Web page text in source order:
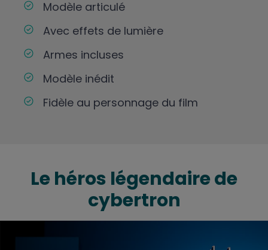
Modèle articulé
Avec effets de lumière
Armes incluses
Modèle inédit
Fidèle au personnage du film
Le héros légendaire de
cybertron